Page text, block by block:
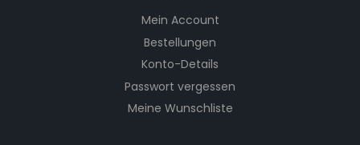
Mein Account
Bestellungen
Konto-Details
Passwort vergessen
Meine Wunschliste